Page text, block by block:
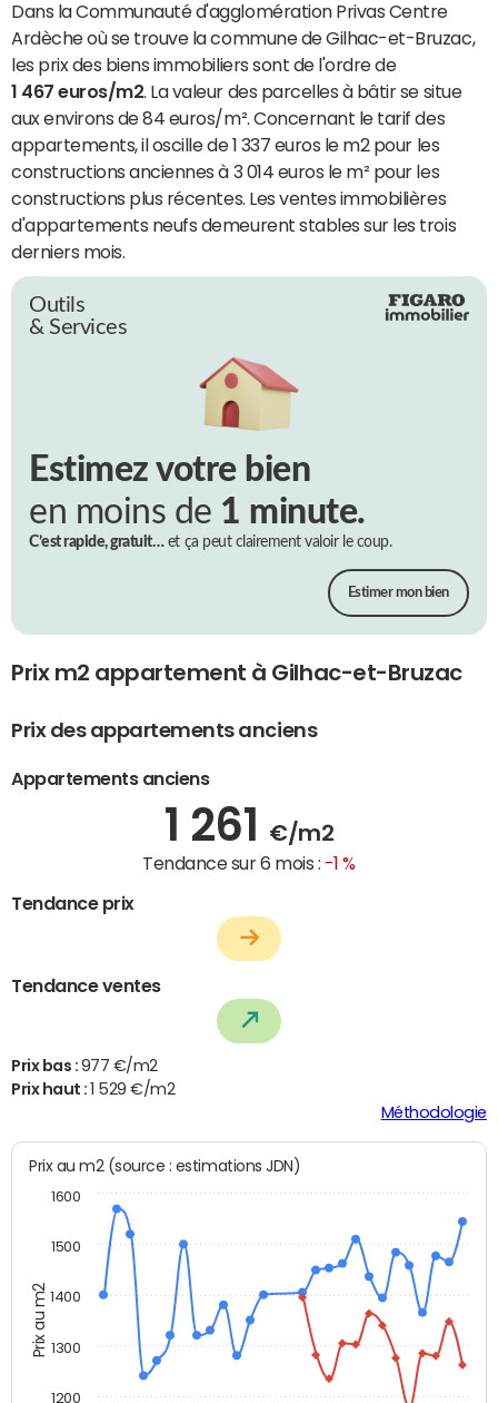
Dans la Communauté d'agglomération Privas Centre
Ardèche où se trouve la commune de Gilhac-et-Bruzac,
les prix des biens immobiliers sont de l'ordre de
1 467 euros/m2 . La valeur des parcelles à bâtir se situe
aux environs de 84 euros/m². Concernant le tarif des
appartements, il oscille de 1 337 euros le m2 pour les
constructions anciennes à 3 014 euros le m² pour les
constructions plus récentes. Les ventes immobilières
d'appartements neufs demeurent stables sur les trois
derniers mois.
Outils
& Services
Estimez votre bien
en moins de 1 minute.
C’est rapide, gratuit…et ça peut clairement valoir le coup.
Estimer mon bien
Prix m2 appartement à Gilhac-et-Bruzac
Prix des appartements anciens
Appartements anciens
1 261 €/m2
Tendance sur 6 mois : -1 %
Tendance prix
Tendance ventes
Prix bas : 977 €/m2
Prix haut :1 529 €/m2
Méthodologie
Prix au m2
Prix au m2 (source : estimations JDN)
1200
1300
1400
1500
1600